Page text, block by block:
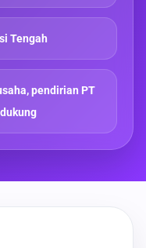
Tengah
pendirian PT